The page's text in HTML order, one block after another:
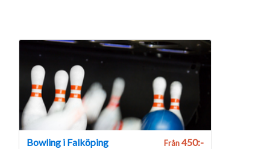
Bowling i Falköping Från450:-